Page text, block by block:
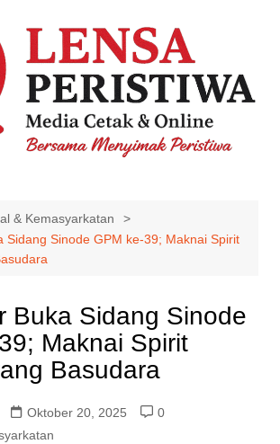
& Kemasyarkatan
Sidang Sinode GPM ke-39; Maknai Spirit
Buka Sidang Sinode
Maknai Spirit
Basudara
Oktober 20, 2025
0